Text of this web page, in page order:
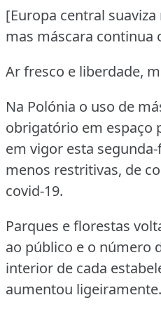
[Europa central
mas máscara continua
Ar fresco e liberdade,
Na Polónia o uso de
obrigatório em espaço
em vigor esta
menos restritivas, de
covid-19.
Parques e florestas
ao público e o número
interior de cada
aumentou ligeiramente.